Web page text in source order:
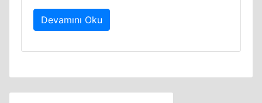
Devamını Oku